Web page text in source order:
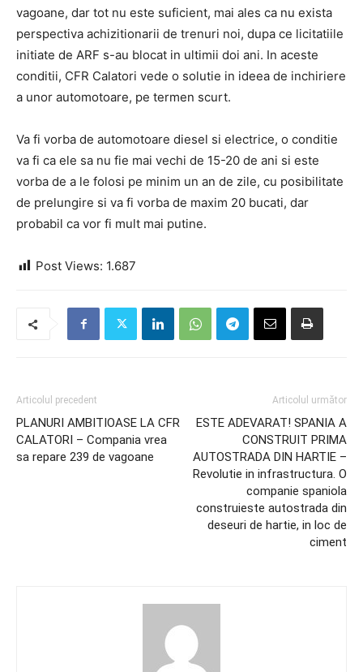
vagoane, dar tot nu este suficient, mai ales ca nu exista
perspectiva achizitionarii de trenuri noi, dupa ce licitatiile
initiate de ARF s-au blocat in ultimii doi ani. In aceste
conditii, CFR Calatori vede o solutie in ideea de inchiriere
a unor automotoare, pe termen scurt.
Va fi vorba de automotoare diesel si electrice, o conditie
va fi ca ele sa nu fie mai vechi de 15-20 de ani si este
vorba de a le folosi pe minim un an de zile, cu posibilitate
de prelungire si va fi vorba de maxim 20 bucati, dar
probabil ca vor fi mult mai putine.
Post Views: 1.687
Articolul precedent
PLANURI AMBITIOASE LA CFR
CALATORI – Compania vrea
sa repare 239 de vagoane
Articolul următor
ESTE ADEVARAT! SPANIA A
CONSTRUIT PRIMA
AUTOSTRADA DIN HARTIE –
Revolutie in infrastructura. O
companie spaniola
construieste autostrada din
deseuri de hartie, in loc de
ciment